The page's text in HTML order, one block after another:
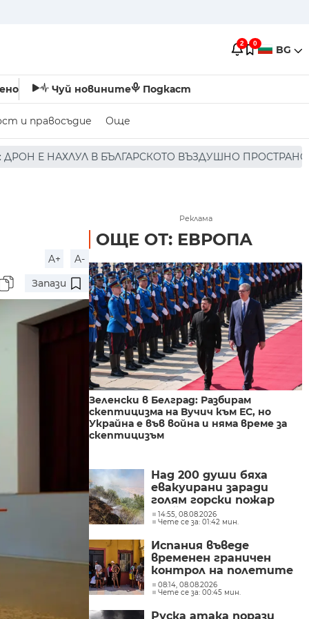
2 0 BG
Чуй новините Подкаст
и правосъдие Още
ВЪЗДУШНО ПРОСТРАНСТВО * * * НЯМА
A+
A-
Запази
Реклама
ОЩЕ ОТ: ЕВРОПА
Зеленски в Белград: Разбирам
скептицизма на Вучич към ЕС, но
Украйна е във война и няма време за
скептицизъм
Над 200 души бяха
евакуирани заради
голям горски пожар
край езерото Гарда в
Северна Италия
14:55, 08.08.2026
Чете се за: 01:42 мин.
Испания въведе
временен граничен
контрол на полетите
и корабите
пристигащи от
08:14, 08.08.2026
Чете се за: 00:45 мин.
Руска атака порази